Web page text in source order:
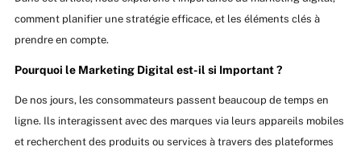
comment planifier une stratégie efficace, et les éléments clés à
prendre en compte.
Pourquoi le Marketing Digital est-il si Important ?
De nos jours, les consommateurs passent beaucoup de temps en
ligne. Ils interagissent avec des marques via leurs appareils mobiles
et recherchent des produits ou services à travers des plateformes